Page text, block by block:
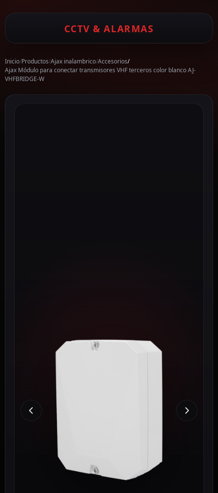
CCTV & ALARMAS
Inicio/Productos/Ajax inalambrico/Accesorios/
Ajax Módulo para conectar transmisores VHF terceros color blanco AJ-
VHFBRIDGE-W